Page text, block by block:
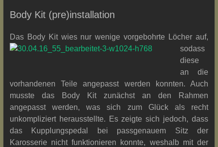
Body Kit (pre)installation
Das Body Kit wies nur wenige vorgebohrte Löcher auf,
sodass
diese
an die
vorhandenen Teile angepasst werden konnten. Auch
musste das Body Kit zunächst an den Rahmen
angepasst werden, was sich zum Glück als recht
unkompliziert herausstellte. Es zeigte sich jedoch, dass
das Kupplungspedal bei passgenauem Sitz der
Karosserie nicht funktionieren konnte, weshalb mit der